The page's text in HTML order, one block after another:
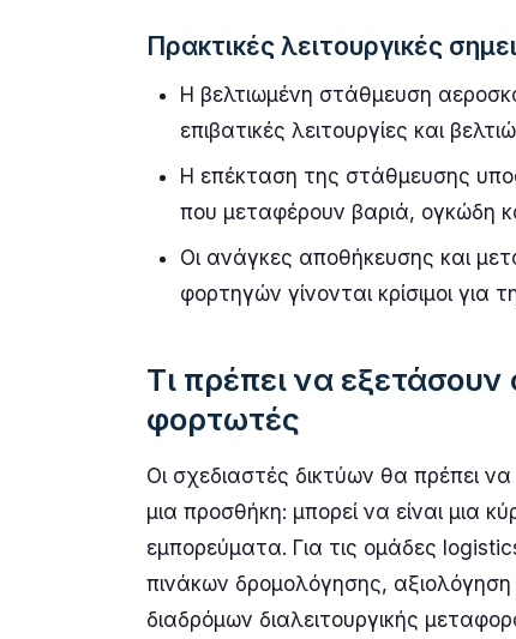
Πρακτικές λειτουργικές
Η βελτιωμένη στάθμευση
επιβατικές λειτουργίες και
Η επέκταση της στάθμευσης
που μεταφέρουν βαριά, ογκώδη
Οι ανάγκες αποθήκευσης και
φορτηγών γίνονται κρίσιμοι
Τι πρέπει να εξετάσουν
φορτωτές
Οι σχεδιαστές δικτύων θα πρέπει
μια προσθήκη: μπορεί να είναι μια
εμπορεύματα. Για τις ομάδες
πινάκων δρομολόγησης,
διαδρόμων διαλειτουργικής